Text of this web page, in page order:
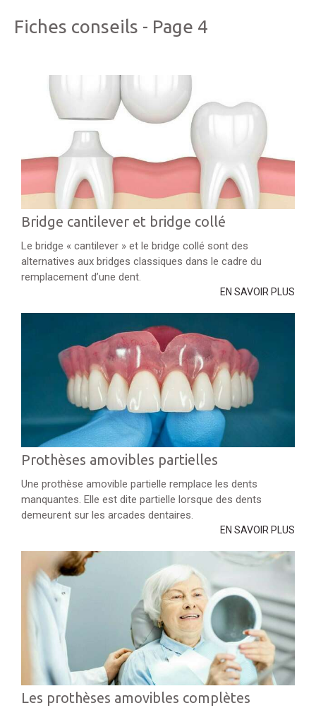
Fiches conseils - Page 4
Bridge cantilever et bridge collé
Le bridge « cantilever » et le bridge collé sont des
alternatives aux bridges classiques dans le cadre du
remplacement d’une dent.
EN SAVOIR PLUS
Prothèses amovibles partielles
Une prothèse amovible partielle remplace les dents
manquantes. Elle est dite partielle lorsque des dents
demeurent sur les arcades dentaires.
EN SAVOIR PLUS
Les prothèses amovibles complètes